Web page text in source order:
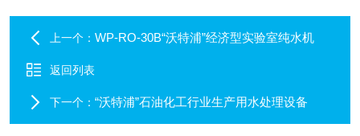
上一个： WP-RO-30B“沃特浦”经济型实验室纯水机
返回列表
下一个： “沃特浦”石油化工行业生产用水处理设备